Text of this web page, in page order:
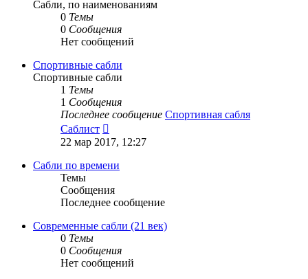
Сабли, по наименованиям
0 Темы
0 Сообщения
Нет сообщений
Спортивные сабли
Спортивные сабли
1 Темы
1 Сообщения
Последнее сообщение Спортивная сабля
Саблист
к
последнему
сообщению
22 мар 2017, 12:27
Сабли по времени
Темы
Сообщения
Последнее сообщение
Современные сабли (21 век)
0 Темы
0 Сообщения
Нет сообщений